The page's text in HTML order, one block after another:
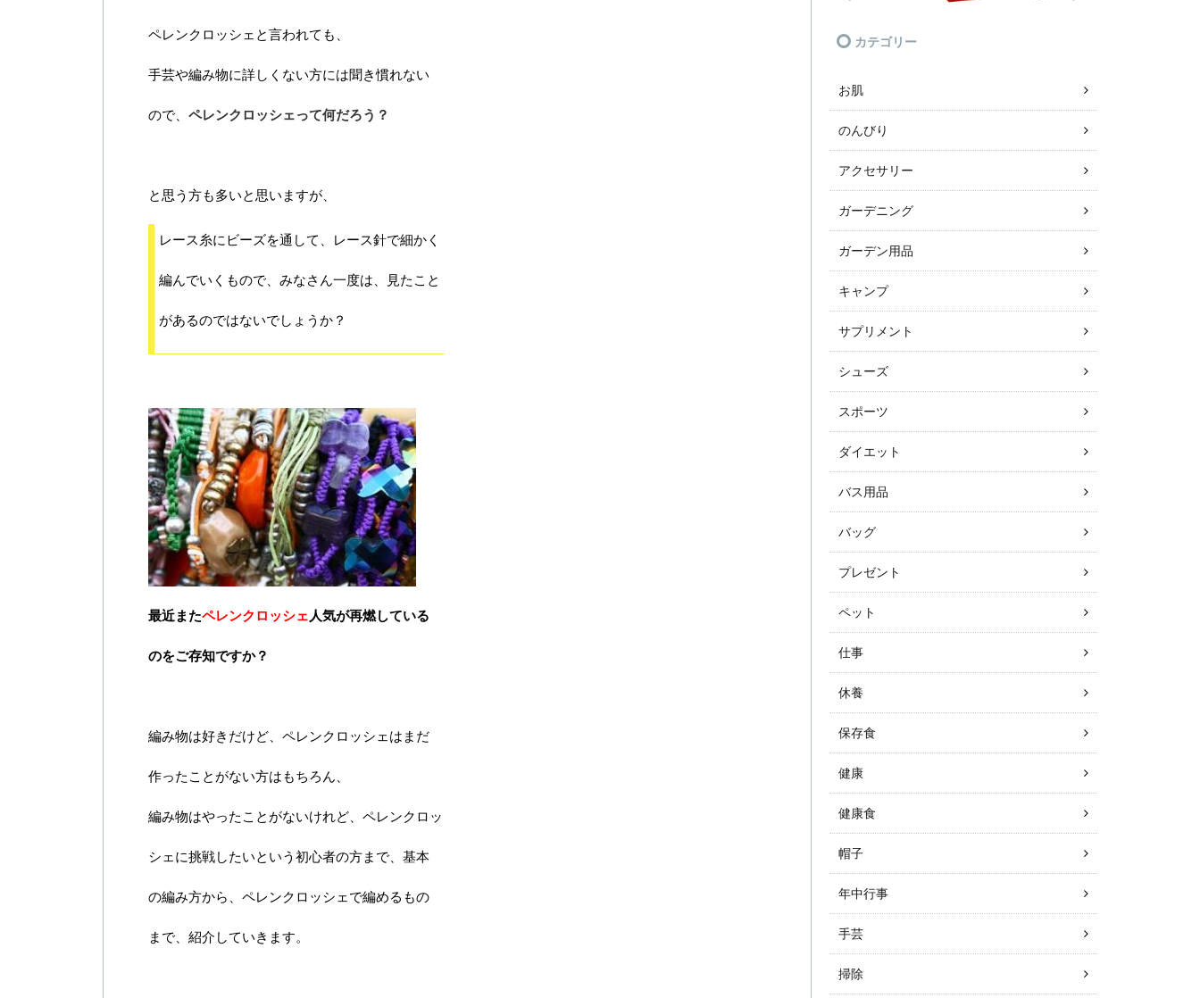
ペレンクロッシェと言われても、
手芸や編み物に詳しくない方には聞き慣れない
ので、 ペレンクロッシェって何だろう？
と思う方も多いと思いますが、
レース糸にビーズを通して、レース針で細かく
編んでいくもので、みなさん一度は、見たこと
があるのではないでしょうか？
最近またペレンクロッシェ 人気が再燃している
のをご存知ですか？
編み物は好きだけど、ペレンクロッシェはまだ
作ったことがない方はもちろん、
編み物はやったことがないけれど、ペレンクロッ
シェに挑戦したいという初心者の方まで、基本
の編み方から、ペレンクロッシェで編めるもの
まで、紹介していきます。
カテゴリー
お肌
のんびり
アクセサリー
ガーデニング
ガーデン用品
キャンプ
サプリメント
シューズ
スポーツ
ダイエット
バス用品
バッグ
プレゼント
ペット
仕事
休養
保存食
健康
健康食
帽子
年中行事
手芸
掃除